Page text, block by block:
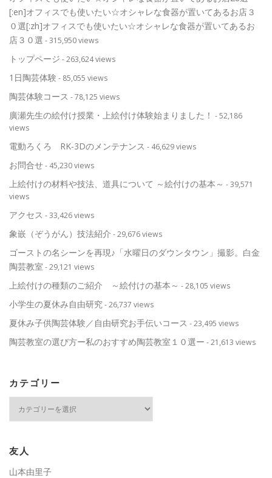
[:en]オフィスでも使いたい☆オシャレな食器が置いてあるお店３
０選[:zh]オフィスでも使いたい☆オシャレな食器が置いてあるお
店３０選 - 315,950 views
トップページ - 263,624 views
1日陶芸体験 - 85,055 views
陶芸体験コース - 78,125 views
廣瀬先生の絵付け授業・上絵付け体験始まりました！ - 52,186
views
電動ろくろ RK-3Dのメンテナンス - 46,629 views
お問合せ- 45,230 views
上絵付けの材料や技法、道具について ～絵付けの基本～ - 39,571
views
アクセス - 33,426 views
象嵌（ぞうがん）技法紹介 - 29,676 views
ゴーストの名シーンを再現♪「水曜日のダウンタウン」撮影。白金
陶芸教室 - 29,121 views
上絵付けの種類のご紹介 ～絵付けの基本～ - 28,105 views
小学生の夏休み自由研究- 26,737 views
夏休み子供陶芸体験／自由研究お手伝いコース - 23,495 views
陶芸教室の選び方ー私のおすすめ陶芸教室１０選ー - 21,613 views
カテゴリー
ー
友人
山本由里子